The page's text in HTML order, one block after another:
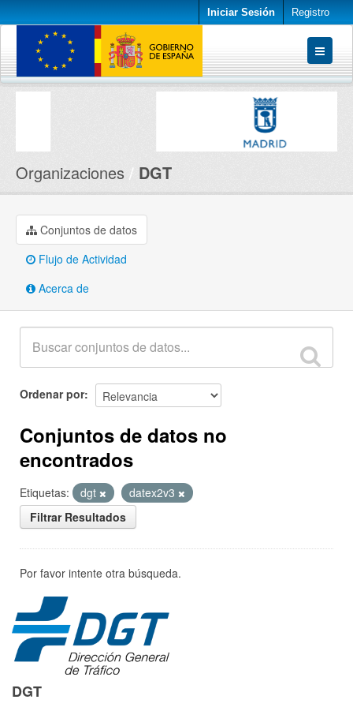
Iniciar Sesión Registro
Conjuntos de datos
Organizaciones DGT
Conjuntos de datos
Flujo de Actividad
Acerca de
Ordenar por
Conjuntos de datos no
encontrados
Etiquetas: dgt
datex2v3
Filtrar Resultados
Por favor intente otra búsqueda.
DGT